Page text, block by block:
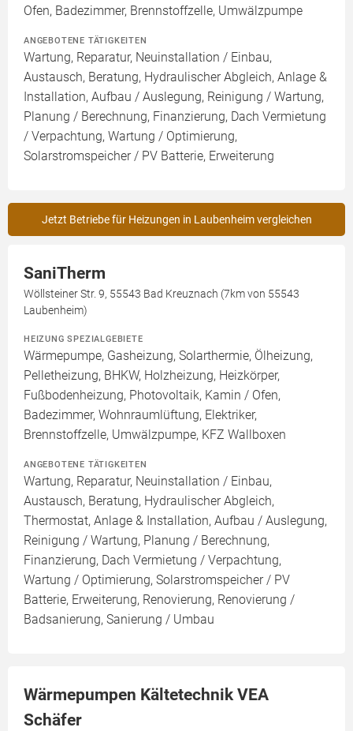
Ofen, Badezimmer, Brennstoffzelle, Umwälzpumpe
ANGEBOTENE TÄTIGKEITEN
Wartung, Reparatur, Neuinstallation / Einbau,
Austausch, Beratung, Hydraulischer Abgleich, Anlage &
Installation, Aufbau / Auslegung, Reinigung / Wartung,
Planung / Berechnung, Finanzierung, Dach Vermietung
/ Verpachtung, Wartung / Optimierung,
Solarstromspeicher / PV Batterie, Erweiterung
Jetzt Betriebe für Heizungen in Laubenheim vergleichen
SaniTherm
Wöllsteiner Str. 9, 55543 Bad Kreuznach (7km von 55543
Laubenheim)
HEIZUNG SPEZIALGEBIETE
Wärmepumpe, Gasheizung, Solarthermie, Ölheizung,
Pelletheizung, BHKW, Holzheizung, Heizkörper,
Fußbodenheizung, Photovoltaik, Kamin / Ofen,
Badezimmer, Wohnraumlüftung, Elektriker,
Brennstoffzelle, Umwälzpumpe, KFZ Wallboxen
ANGEBOTENE TÄTIGKEITEN
Wartung, Reparatur, Neuinstallation / Einbau,
Austausch, Beratung, Hydraulischer Abgleich,
Thermostat, Anlage & Installation, Aufbau / Auslegung,
Reinigung / Wartung, Planung / Berechnung,
Finanzierung, Dach Vermietung / Verpachtung,
Wartung / Optimierung, Solarstromspeicher / PV
Batterie, Erweiterung, Renovierung, Renovierung /
Badsanierung, Sanierung / Umbau
Wärmepumpen Kältetechnik VEA
Schäfer